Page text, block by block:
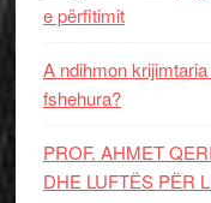
e përfitimit
A ndihmon
fshehura?
PROF. AHMET
DHE LUFTЁS PЁR